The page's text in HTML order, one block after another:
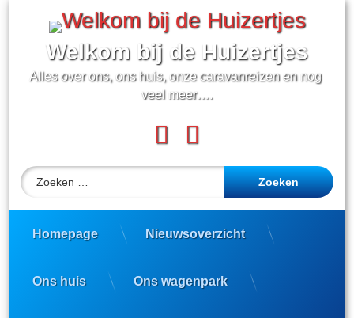
Welkom bij de Huizertjes
Alles over ons, ons huis, onze caravanreizen en nog
veel meer….
Facebook
Zoeken naar:
Homepage Nieuwsoverzicht
Ons huis Ons wagenpark